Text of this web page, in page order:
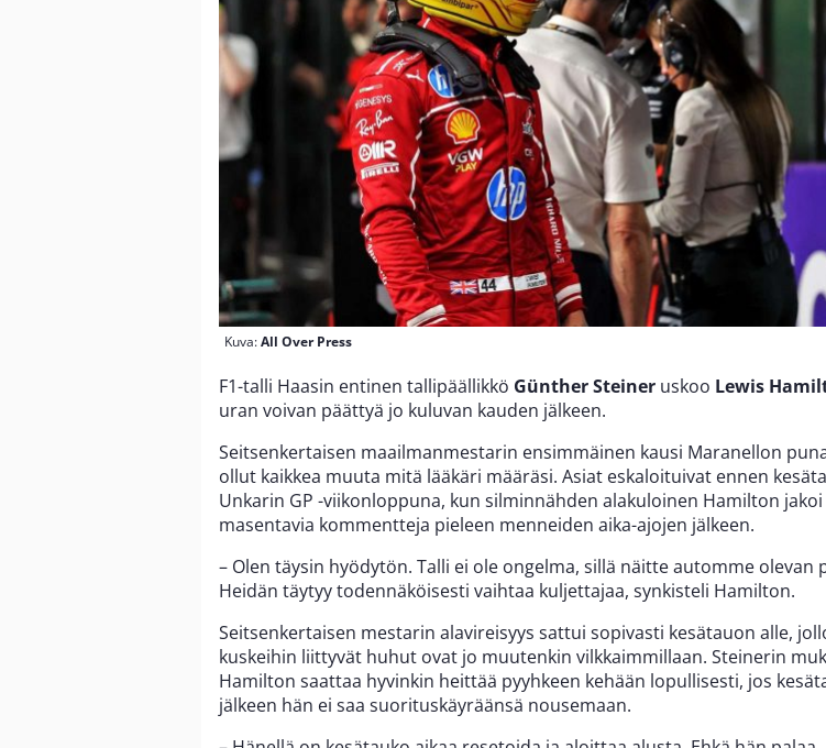
Kuva:All Over Press
F1-talli Haasin entinen tallipäällikkö Günther Steiner uskoo Lewis
uran voivan päättyä jo kuluvan kauden jälkeen.
Seitsenkertaisen maailmanmestarin ensimmäinen kausi Maranellon
ollut kaikkea muuta mitä lääkäri määräsi. Asiat eskaloituivat ennen
Unkarin GP -viikonloppuna, kun silminnähden alakuloinen Hamilton jakoi
masentavia kommentteja pieleen menneiden aika-ajojen jälkeen.
– Olen täysin hyödytön. Talli ei ole ongelma, sillä näitte automme olevan
Heidän täytyy todennäköisesti vaihtaa kuljettajaa, synkisteli Hamilton.
Seitsenkertaisen mestarin alavireisyys sattui sopivasti kesätauon alle,
kuskeihin liittyvät huhut ovat jo muutenkin vilkkaimmillaan. Steinerin
Hamilton saattaa hyvinkin heittää pyyhkeen kehään lopullisesti, jos
jälkeen hän ei saa suorituskäyräänsä nousemaan.